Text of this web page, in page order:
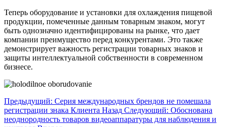
Теперь оборудование и установки для охлаждения пищевой
продукции, помеченные данным товарным знаком, могут
быть однозначно идентифицированы на рынке, что дает
компании преимущество перед конкурентами. Это также
демонстрирует важность регистрации товарных знаков и
защиты интеллектуальной собственности в современном
бизнесе.
Предыдущий: Серия международных брендов не помешала
регистрации знака Клиента Назад Следующий: Обоснована
неоднородность товаров видеоаппаратуры для наблюдения и